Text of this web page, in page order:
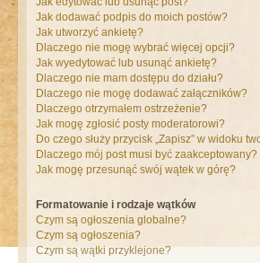
Jak dodawać podpis do moich postów?
Jak utworzyć ankietę?
Dlaczego nie mogę wybrać więcej opcji?
Jak wyedytować lub usunąć ankietę?
Dlaczego nie mam dostępu do działu?
Dlaczego nie mogę dodawać załączników?
Dlaczego otrzymałem ostrzeżenie?
Jak mogę zgłosić posty moderatorowi?
Do czego służy przycisk „Zapisz” w widoku
Dlaczego mój post musi być zaakceptowany?
Jak mogę przesunąć swój wątek w górę?
Formatowanie i rodzaje wątków
Czym są ogłoszenia globalne?
Czym są ogłoszenia?
Czym są wątki przyklejone?